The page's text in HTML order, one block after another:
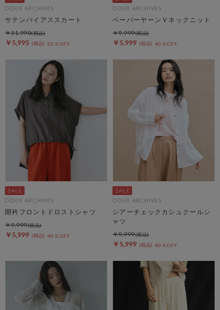
DOUX ARCHIVES
サテンバイアススカート
￥5,995 50％OFF
￥11,990
DOUX ARCHIVES
ペーパーヤーンＶネックニット
￥5,999 40％OFF
￥9,999
DOUX ARCHIVES
開衿フロントドロストシャツ
￥5,999 40％OFF
￥9,999
DOUX ARCHIVES
シアーチェックカシュクールシ
ャツ
￥5,999 40％OFF
￥9,999